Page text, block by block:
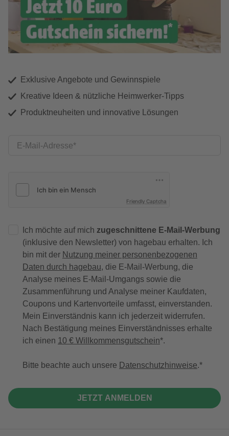
Exklusive Angebote und Gewinnspiele
Kreative Ideen & nützliche Heimwerker-Tipps
Produktneuheiten und innovative Lösungen
E-Mail-Adresse
Friendly Captcha
Ich möchte auf mich zugeschnittene E-Mail-Werbung
(inklusive den Newsletter) von hagebau erhalten. Ich
bin mit der Nutzung meiner personenbezogenen
Daten durch hagebau, die E-Mail-Werbung, die
Analyse meines E-Mail-Umgangs sowie die
Zusammenführung und Analyse meiner Kaufdaten,
Coupons und Kartenvorteile umfasst, einverstanden.
Mein Einverständnis kann ich jederzeit widerrufen.
Nach Bestätigung meines Einverständnisses erhalte
ich einen 10 € Willkommensgutschein*.
Bitte beachte auch unsere Datenschutzhinweise.
JETZT ANMELDEN